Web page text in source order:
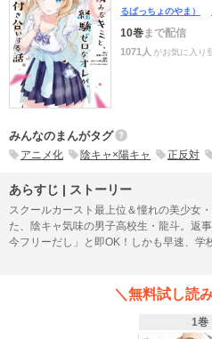
るぱっちょのやま）
10巻まで配信
1071人 がお気に入り
みんなのまんがタグ
アニメ化 陰キャ×陽キャ 正反対
あらすじ | ストーリー
スクールカースト最上位＆憧れの美少女
た、陰キャ気味の男子高校生・龍斗。返
今フリーだし」と即OK！しかも早速、学
の経験値も友達のタイプも、何もかも違
＼無料試し読
1巻